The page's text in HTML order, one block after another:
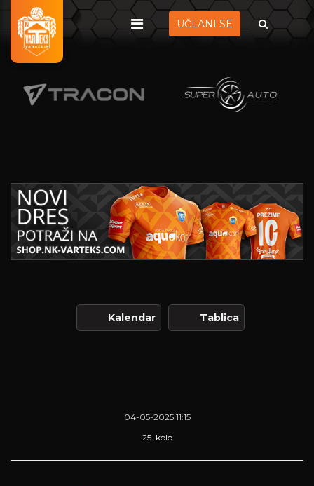
UČLANI SE
Kalendar Tablica
04-05-2025 11:15
25. kolo